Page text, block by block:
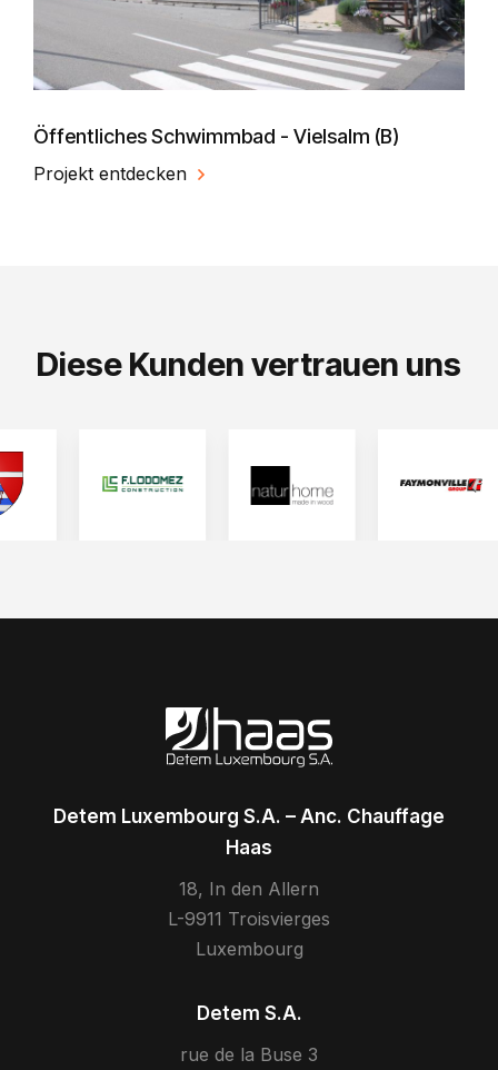
Öffentliches Schwimmbad - Vielsalm (B)
Projekt entdecken
Diese Kunden vertrauen uns
Detem Luxembourg S.A. – Anc. Chauffage
Haas
18, In den Allern
L-9911 Troisvierges
Luxembourg
Detem S.A.
rue de la Buse 3